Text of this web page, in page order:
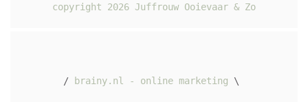
copyright 2026 Juffrouw Ooievaar & Zo
/ brainy.nl - online marketing \